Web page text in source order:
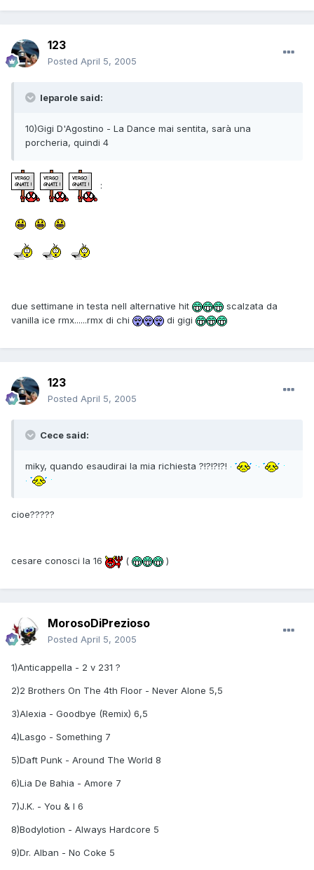
123
Posted April 5, 2005
leparole said:
10)Gigi D'Agostino - La Dance mai sentita, sarà una
porcheria, quindi 4
:
due settimane in testa nell alternative hit
scalzata da
vanilla ice rmx......rmx di chi
di gigi
123
Posted April 5, 2005
Cece said:
miky, quando esaudirai la mia richiesta ?!?!?!?!
cioe?????
cesare conosci la 16 ( )
MorosoDiPrezioso
Posted April 5, 2005
1)Anticappella - 2 v 231 ?
2)2 Brothers On The 4th Floor - Never Alone 5,5
3)Alexia - Goodbye (Remix) 6,5
4)Lasgo - Something 7
5)Daft Punk - Around The World 8
6)Lia De Bahia - Amore 7
7)J.K. - You & I 6
8)Bodylotion - Always Hardcore 5
9)Dr. Alban - No Coke 5